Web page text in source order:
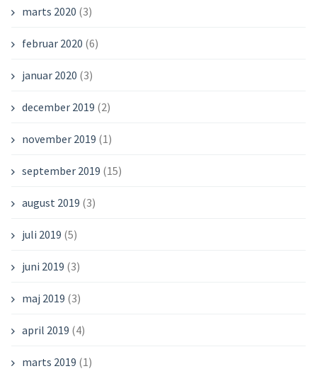
marts 2020 (3)
februar 2020 (6)
januar 2020 (3)
december 2019 (2)
november 2019 (1)
september 2019 (15)
august 2019 (3)
juli 2019 (5)
juni 2019 (3)
maj 2019 (3)
april 2019 (4)
marts 2019 (1)